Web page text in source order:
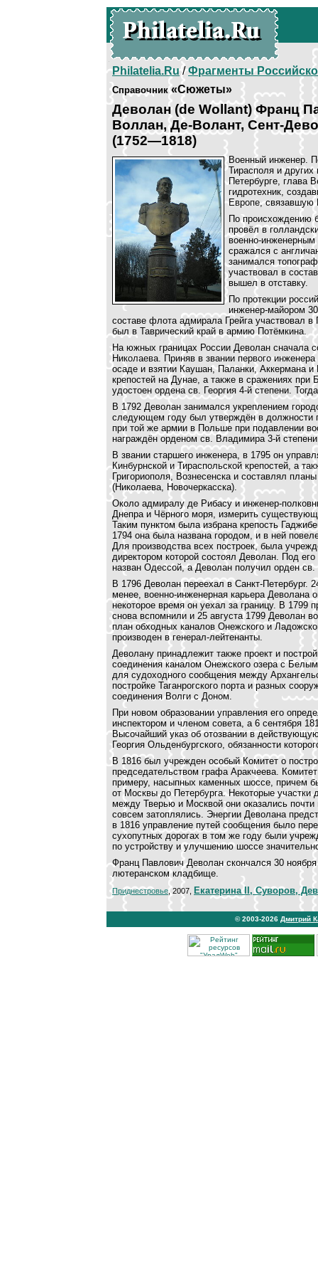
Philatelia.Ru/Фрагменты
Справочник«Сюжеты»
Деволан (de Wollant) Франц
Воллан, Де-Волант, Сент-
(1752—1818)
Военный инженер.
Тирасполя и других
Петербурге, глава
гидротехник,
Европе, связавшую
По происхождению
провёл в
военно-инженерным
сражался с
занимался
участвовал в
вышел в отставку.
По протекции
инженер-майором
составе флота адмирала Грейга участвовал
был в Таврический край в армию Потёмкина.
На южных границах России Деволан сначала
Николаева. Приняв в звании первого
осаде и взятии Каушан, Паланки, Аккермана
крепостей на Дунае, а также в сражениях
удостоен ордена св. Георгия 4-й степени.
В 1792 Деволан занимался укреплением
следующем году был утверждён в должности
при той же армии в Польше при подавлении
награждён орденом св. Владимира 3-й
В звании старшего инженера, в 1795 он
Кинбурнской и Тираспольской крепостей, а
Григориополя, Вознесенска и составлял
(Николаева, Новочеркасска).
Около адмиралу де Рибасу и инженер-
Днепра и Чёрного моря, измерить
Таким пунктом была избрана крепость
1794 она была названа городом, и в ней
Для производства всех построек, была
директором которой состоял Деволан. Под
назван Одессой, а Деволан получил орден
В 1796 Деволан переехал в Санкт-
менее, военно-инженерная карьера Деволана
некоторое время он уехал за границу. В 1799
снова вспомнили и 25 августа 1799 Деволан
план обходных каналов Онежского и
производен в генерал-лейтенанты.
Деволану принадлежит также проект и
соединения каналом Онежского озера с
для судоходного сообщения между
постройке Таганрогского порта и разных
соединения Волги с Доном.
При новом образовании управления его
инспектором и членом совета, а 6 сентября
Высочайший указ об отозвании в
Георгия Ольденбургского, обязанности
В 1816 был учрежден особый Комитет о
председательством графа Аракчеева.
примеру, насыпных каменных шоссе, причем
от Москвы до Петербурга. Некоторые
между Тверью и Москвой они оказались почти
совсем затоплялись. Энергии Деволана
в 1816 управление путей сообщения было
сухопутных дорогах в том же году были
по устройству и улучшению шоссе
Франц Павлович Деволан скончался 30
лютеранском кладбище.
Приднестровье , 2007, Екатерина II, Суворов,
© 2003-2026 Дмитрий